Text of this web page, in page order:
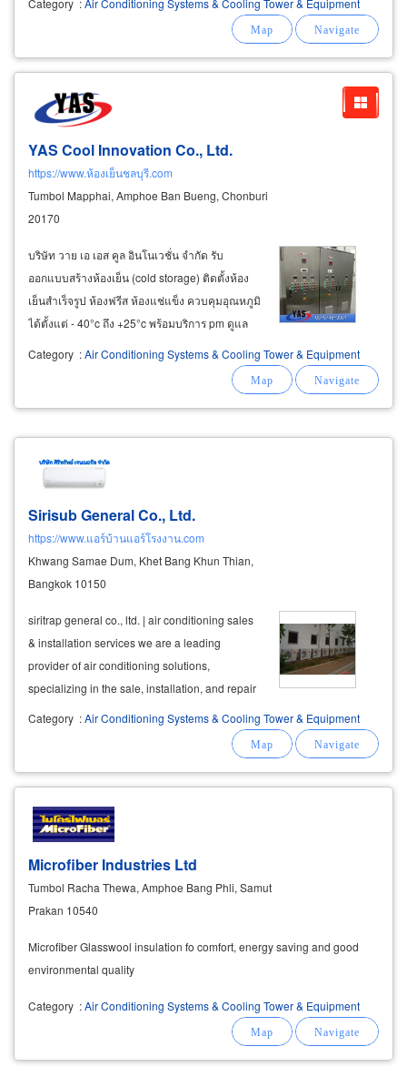
ชลบุรี จำหน่ายและติดตั้ง ชิลเลอร์ ชุดระบายความ
Category :Air Conditioning Systems & Cooling Tower & Equipment
YAS Cool Innovation Co., Ltd.
https://www.ห้องเย็นชลบุรี.com
Tumbol Mapphai, Amphoe Ban Bueng, Chonburi
20170
บริษัท วาย เอ เอส คูล อินโนเวชั่น จำกัด รับ
ออกแบบสร้างห้องเย็น (cold storage) ติดตั้งห้อง
เย็นสำเร็จรูป ห้องฟรีส ห้องแช่แข็ง ควบคุมอุณหภูมิ
ได้ตั้งแต่ - 40°c ถึง +25°c พร้อมบริการ pm ดูแล
โดยวิศวกร ผู้เชี่ยวชาญด้านห้องเย็น ห้องแช่แข็ง
Category :Air Conditioning Systems & Cooling Tower & Equipment
Sirisub General Co., Ltd.
https://www.แอร์บ้านแอร์โรงงาน.com
Khwang Samae Dum, Khet Bang Khun Thian,
Bangkok 10150
siritrap general co., ltd. | air conditioning sales
& installation services we are a leading
provider of air conditioning solutions,
specializing in the sale, installation, and repair
showrooms, shops, and factories. our company
Category :Air Conditioning Systems & Cooling Tower & Equipment
Microfiber Industries Ltd
Tumbol Racha Thewa, Amphoe Bang Phli, Samut
Prakan 10540
Microfiber Glasswool insulation fo comfort, energy saving and good
environmental quality
Category :Air Conditioning Systems & Cooling Tower & Equipment